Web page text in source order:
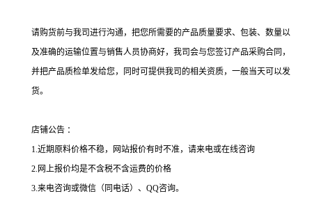
请购货前与我司进行沟通，把您所需要的产品质量要求、包装、数量以
及准确的运输位置与销售人员协商好，我司会与您签订产品采购合同，
并把产品质检单发给您，同时可提供我司的相关资质，一般当天可以发
货。
店铺公告 ：
1.近期原料价格不稳，网站报价有时不准，请来电或在线咨询
2.网上报价均是不含税不含运费的价格
3.来电咨询或微信（同电话）、QQ咨询。